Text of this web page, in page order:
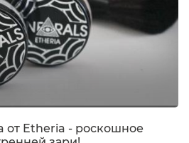
Etheria - роскошное